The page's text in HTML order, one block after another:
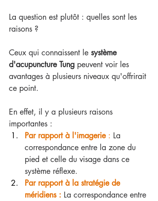
La question est plutôt : quelles sont les
raisons ?
Ceux qui connaissent le système
d'acupuncture Tung peuvent voir les
avantages à plusieurs niveaux qu'offrirait
ce point.
En effet, il y a plusieurs raisons
importantes :
Par rapport à l'imagerie : La
correspondance entre la zone du
pied et celle du visage dans ce
système réflexe.
Par rapport à la stratégie de
méridiens : La correspondance entre